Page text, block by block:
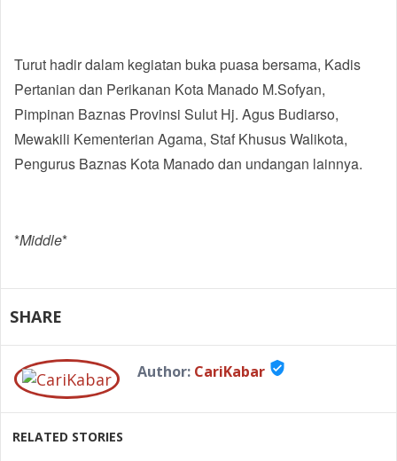
Turut hadir dalam kegiatan buka puasa bersama, Kadis
Pertanian dan Perikanan Kota Manado M.Sofyan,
Pimpinan Baznas Provinsi Sulut Hj. Agus Budiarso,
Mewakili Kementerian Agama, Staf Khusus Walikota,
Pengurus Baznas Kota Manado dan undangan lainnya.
*Middle*
SHARE
Author: CariKabar verified_user
RELATED STORIES